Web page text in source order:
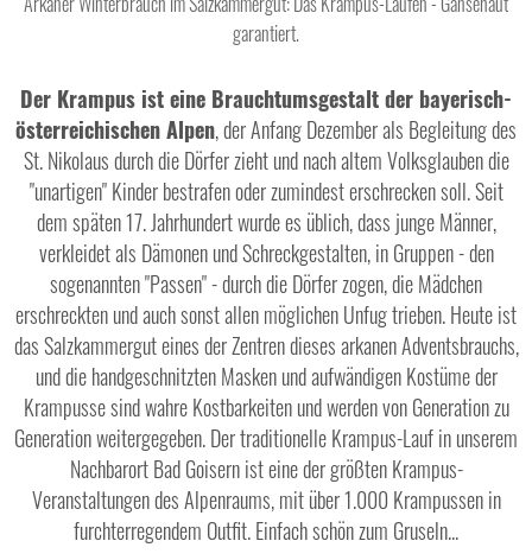
garantiert.
Der Krampus ist eine Brauchtumsgestalt der bayerisch-
österreichischen Alpen, der Anfang Dezember als Begleitung des
St. Nikolaus durch die Dörfer zieht und nach altem Volksglauben die
"unartigen" Kinder bestrafen oder zumindest erschrecken soll. Seit
dem späten 17. Jahrhundert wurde es üblich, dass junge Männer,
verkleidet als Dämonen und Schreckgestalten, in Gruppen - den
sogenannten "Passen" - durch die Dörfer zogen, die Mädchen
erschreckten und auch sonst allen möglichen Unfug trieben. Heute ist
das Salzkammergut eines der Zentren dieses arkanen Adventsbrauchs,
und die handgeschnitzten Masken und aufwändigen Kostüme der
Krampusse sind wahre Kostbarkeiten und werden von Generation zu
Generation weitergegeben. Der traditionelle Krampus-Lauf in unserem
Nachbarort Bad Goisern ist eine der größten Krampus-
Veranstaltungen des Alpenraums, mit über 1.000 Krampussen in
furchterregendem Outfit. Einfach schön zum Gruseln...